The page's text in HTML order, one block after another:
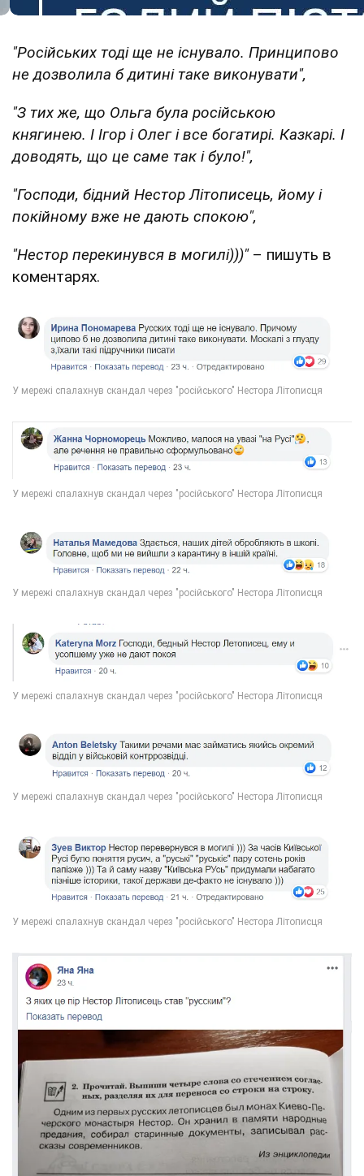
"Російських тоді ще не існувало. Принципово
не дозволила б дитині таке виконувати",
"З тих же, що Ольга була російською
княгинею. І Ігор і Олег і все богатирі. Казкарі. І
доводять, що це саме так і було!",
"Господи, бідний Нестор Літописець, йому і
покійному вже не дають спокою",
"Нестор перекинувся в могилі)))" – пишуть в
коментарях.